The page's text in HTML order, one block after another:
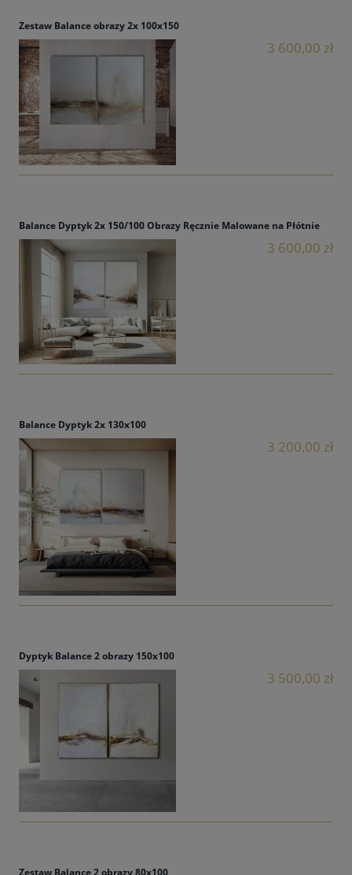
Zestaw Balance obrazy 2x 100x150
3 600,00 zł
Balance Dyptyk 2x 150/100 Obrazy Ręcznie Malowane na Płótnie
3 600,00 zł
Balance Dyptyk 2x 130x100
3 200,00 zł
Dyptyk Balance 2 obrazy 150x100
3 500,00 zł
Zestaw Balance 2 obrazy 80x100